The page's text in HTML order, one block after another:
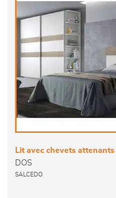
Lit avec chevets attenants
DOS
SALCEDO